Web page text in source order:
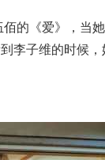
的《爱》，当
李子维的时候